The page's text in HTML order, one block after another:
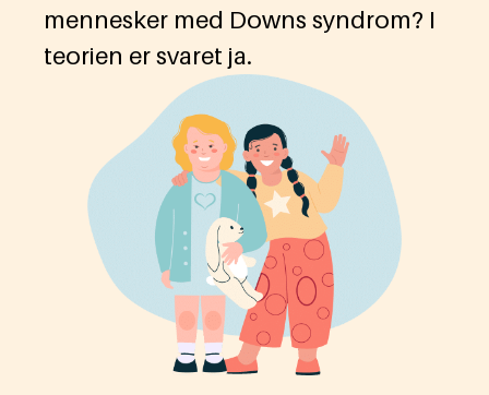
mennesker med Downs syndrom? I
teorien er svaret ja.